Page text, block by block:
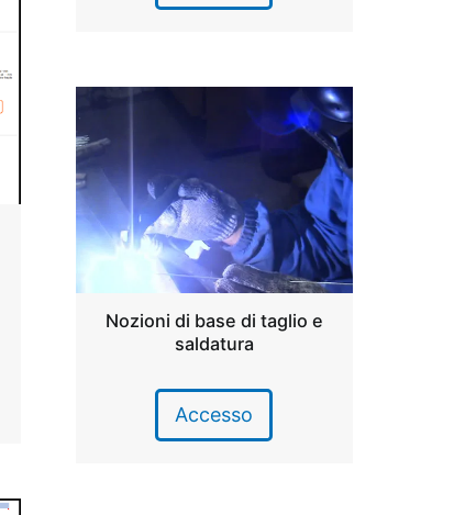
Nozioni di base di taglio e
saldatura
Accesso